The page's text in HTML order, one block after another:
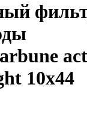
10x44